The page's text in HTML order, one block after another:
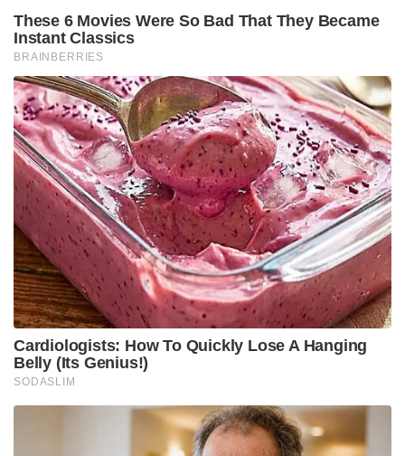
കുടുംബത്തോടുള്ള സ്നേഹത്തെയും
അഭിനന്ദിക്കുന്നവരും, അതേസമയം അനാവശ്യമായ
സാമൂഹിക സമ്മർദ്ദത്തിന് വഴങ്ങി സ്വന്തം ജീവിതം
ബലികഴിക്കുന്നത് ശരിയാണോ എന്ന്
ചോദിക്കുന്നവരും സോഷ്യൽ മീഡിയയിലുണ്ട്.
Tags: marriage Viral video